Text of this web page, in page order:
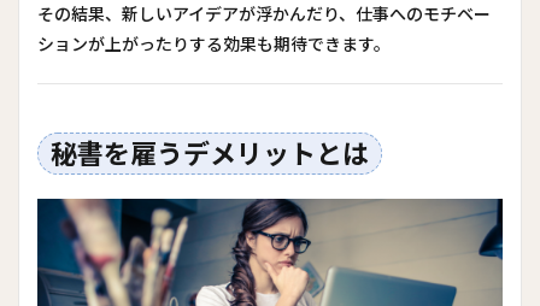
その結果、新しいアイデアが浮かんだり、仕事へのモチベー
ションが上がったりする効果も期待できます。
秘書を雇うデメリットとは